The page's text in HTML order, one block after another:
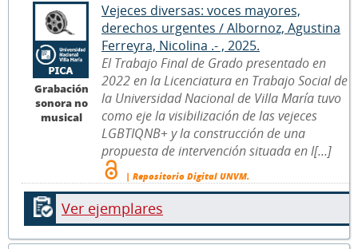
Grabación
sonora no
musical
Vejeces diversas: voces mayores,
derechos urgentes / Albornoz, Agustina
Ferreyra, Nicolina .- , 2025.
El Trabajo Final de Grado presentado en
2022 en la Licenciatura en Trabajo Social de
la Universidad Nacional de Villa María tuvo
como eje la visibilización de las vejeces
LGBTIQNB+ y la construcción de una
propuesta de intervención situada en l[...]
| Repositorio Digital UNVM.
Ver ejemplares